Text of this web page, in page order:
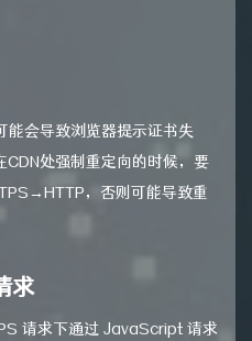
能会导致浏览器提示证书失
CDN处强制重定向的时候，要
，否则可能导致重
求
请求下通过 JavaScript 请求